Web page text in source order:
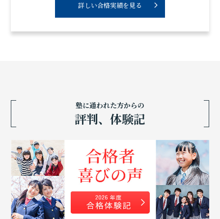
詳しい合格実績を見る
塾に通われた方からの
評判、体験記